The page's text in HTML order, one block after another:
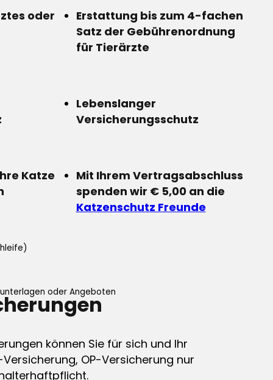
oder
Erstattung bis zum 4-fachen
Satz der Gebührenordnung
für Tierärzte
Lebenslanger
Versicherungsschutz
Katze
Mit Ihrem Vertragsabschluss
spenden wir € 5,00 an die
Katzenschutz Freunde
oder Angeboten
können Sie für sich und Ihr
OP-Versicherung nur